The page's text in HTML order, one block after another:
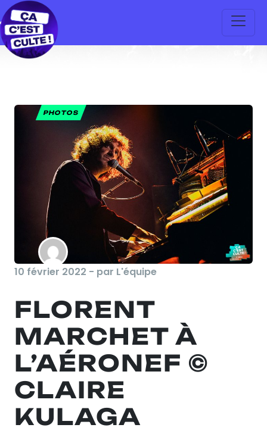
PHOTOS
10 février 2022 - par L'équipe
FLORENT
MARCHET À
L’AÉRONEF ©
CLAIRE
KULAGA